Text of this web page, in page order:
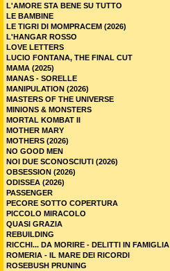
L'AMORE STA BENE SU TUTTO
LE BAMBINE
LE TIGRI DI MOMPRACEM (2026)
L'HANGAR ROSSO
LOVE LETTERS
LUCIO FONTANA, THE FINAL CUT
MAMA (2025)
MANAS - SORELLE
MANIPULATION (2026)
MASTERS OF THE UNIVERSE
MINIONS & MONSTERS
MORTAL KOMBAT II
MOTHER MARY
MOTHERS (2026)
NO GOOD MEN
NOI DUE SCONOSCIUTI (2026)
OBSESSION (2026)
ODISSEA (2026)
PASSENGER
PECORE SOTTO COPERTURA
PICCOLO MIRACOLO
QUASI GRAZIA
REBUILDING
RICCHI... DA MORIRE - DELITTI IN FAMIGLIA
ROMERIA - IL MARE DEI RICORDI
ROSEBUSH PRUNING